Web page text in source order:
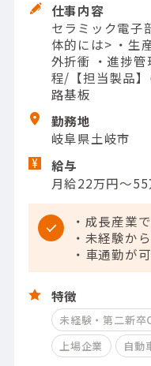
仕事内容
セラミック電子
体的には> ・生
外折衝 ・進捗
程/【担当製品
路基板
勤務地
岐阜県土岐市
給与
月給22万円～
・成長産業
・未経験か
・車通勤が
特徴
未経験・第二新卒
上場企業
自動